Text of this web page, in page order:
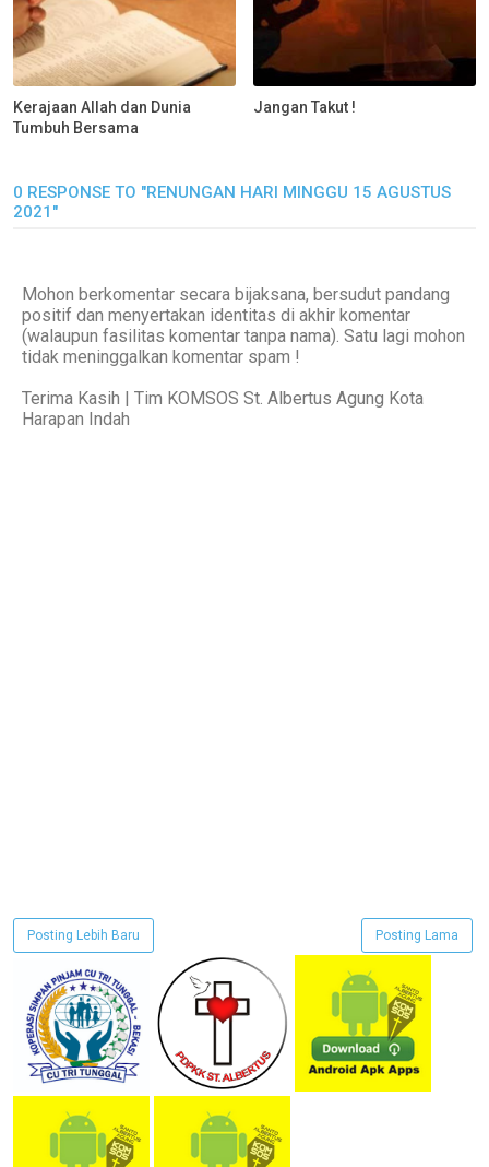
Kerajaan Allah dan Dunia
Tumbuh Bersama
Jangan Takut !
0 RESPONSE TO "RENUNGAN HARI MINGGU 15 AGUSTUS
2021"
Mohon berkomentar secara bijaksana, bersudut pandang
positif dan menyertakan identitas di akhir komentar
(walaupun fasilitas komentar tanpa nama). Satu lagi mohon
tidak meninggalkan komentar spam !
Terima Kasih | Tim KOMSOS St. Albertus Agung Kota
Harapan Indah
Posting Lebih Baru Posting Lama